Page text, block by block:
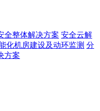
全整体解决方案 安全云解
化机房建设及动环监测 分
方案